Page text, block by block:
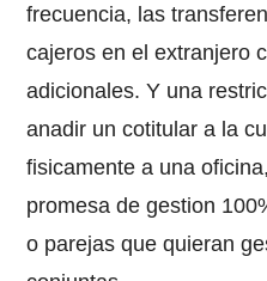
frecuencia, las
cajeros en el extranjero
adicionales. Y una
anadir un cotitular a la
fisicamente a una
promesa de gestion
o parejas que quieran